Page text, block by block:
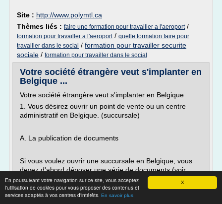
X
En poursuivant votre navigation sur ce site, vous acceptez
l'utilisation de cookies pour vous proposer des contenus et
services adaptés à vos centres d'intérêts. En savoir plus
Site : http://www.polymtl.ca
Thèmes liés : faire une formation pour travailler a l'aeroport/
formation pour travailler a l'aeroport/ quelle formation faire pour
travailler dans le social / formation pour travailler securite
sociale / formation pour travailler dans le social
Votre société étrangère veut s'implanter en
Belgique ...
Votre société étrangère veut s'implanter en Belgique
1. Vous désirez ouvrir un point de vente ou un centre
administratif en Belgique. (succursale)
A. La publication de documents
Si vous voulez ouvrir une succursale en Belgique, vous
devez d'abord déposer une série de documents (voir
articles 81 et 82 du Code des sociétés ) au greffe du
Tribunal de Commerce dans le ressort duquel...